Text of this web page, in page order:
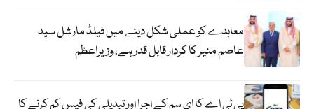
معاہدے کو عملی شکل دینے میں فیلڈ مارشل سید
عاصم منیر کا کردار قابل قدر ہے، وزیراعظم
پی ٹی اے کا ای سم کے اجرا اور تبدیلی کی فیس کم کرنے کا